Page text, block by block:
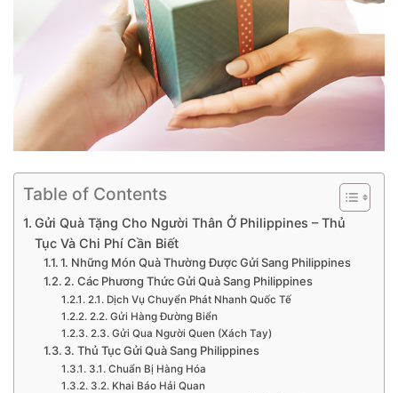
Table of Contents
Gửi Quà Tặng Cho Người Thân Ở Philippines – Thủ
Tục Và Chi Phí Cần Biết
1. Những Món Quà Thường Được Gửi Sang Philippines
2. Các Phương Thức Gửi Quà Sang Philippines
2.1. Dịch Vụ Chuyển Phát Nhanh Quốc Tế
2.2. Gửi Hàng Đường Biển
2.3. Gửi Qua Người Quen (Xách Tay)
3. Thủ Tục Gửi Quà Sang Philippines
3.1. Chuẩn Bị Hàng Hóa
3.2. Khai Báo Hải Quan